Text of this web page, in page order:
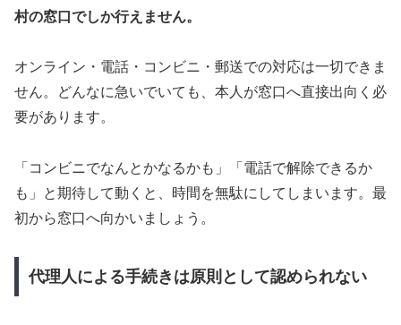
村の窓口でしか行えません。
オンライン・電話・コンビニ・郵送での対応は一切できま
せん。どんなに急いでいても、本人が窓口へ直接出向く必
要があります。
「コンビニでなんとかなるかも」「電話で解除できるか
も」と期待して動くと、時間を無駄にしてしまいます。最
初から窓口へ向かいましょう。
代理人による手続きは原則として認められない